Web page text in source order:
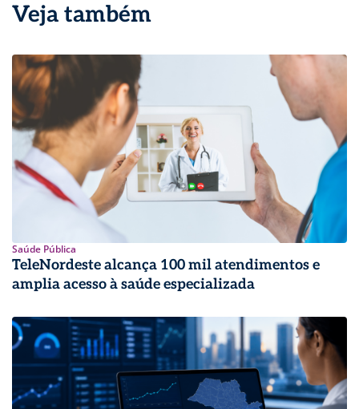
Veja também
Saúde Pública
TeleNordeste alcança 100 mil atendimentos e
amplia acesso à saúde especializada